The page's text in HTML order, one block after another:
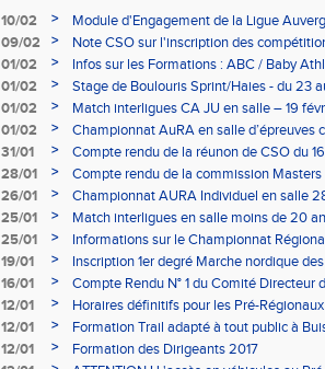
10/02 >
Module d'Engagement de la Ligue
09/02
>
Note CSO sur l'inscription des
01/02
>
Infos sur les Formations : ABC / Baby
01/02
>
Stage de Boulouris Sprint/Haies - du 23
01/02
>
Match interligues CA JU en salle – 19
01/02
>
Championnat AuRA en salle d’épreuves
- le 12 février
31/01 >
Compte rendu de la réunon de CSO du
28/01
>
Compte rendu de la commission
à Bourgoin
26/01 >
Championnat AURA Individuel en salle
25/01
>
Match interligues en salle moins de 20
25/01
>
Informations sur le Championnat
05/02
19/01 >
Inscription 1er degré Marche nordique
03/02 (sous condition)
16/01 >
Compte Rendu N° 1 du Comité Directeur
12/01
>
Horaires définitifs pour les Pré-
Aubière
12/01 >
Formation Trail adapté à tout public à
12/01
>
Formation des Dirigeants 2017